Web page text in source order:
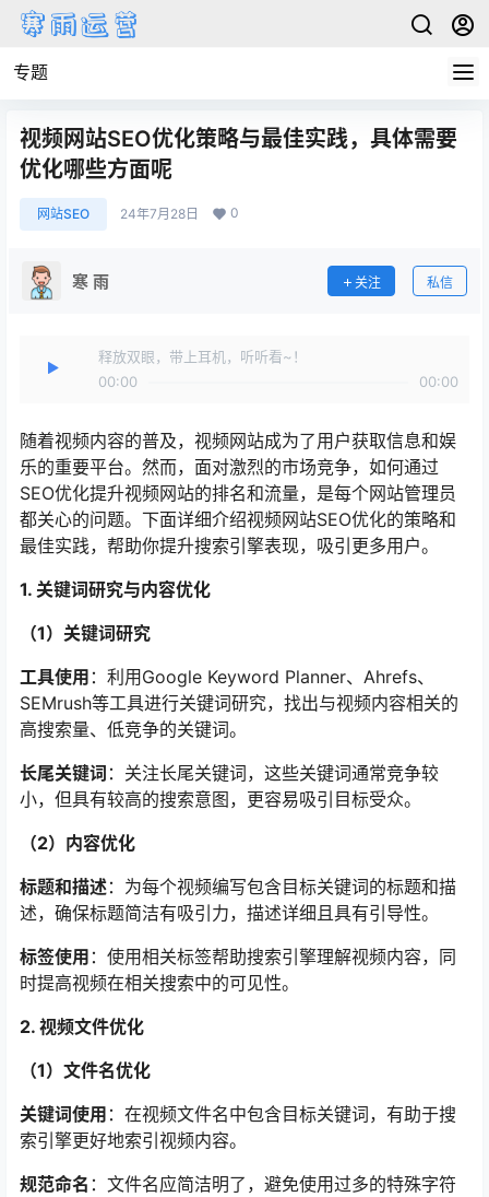
专题
视频网站SEO优化策略与最佳实践，具体需要
优化哪些方面呢
网站SEO 24年7月28日 0
寒 雨 关注 私信
释放双眼，带上耳机，听听看~！
00:00
00:00
随着视频内容的普及，视频网站成为了用户获取信息和娱
乐的重要平台。然而，面对激烈的市场竞争，如何通过
SEO优化提升视频网站的排名和流量，是每个网站管理员
都关心的问题。下面详细介绍视频网站SEO优化的策略和
最佳实践，帮助你提升搜索引擎表现，吸引更多用户。
1. 关键词研究与内容优化
（1）关键词研究
工具使用 ：利用Google Keyword Planner、Ahrefs、
SEMrush等工具进行关键词研究，找出与视频内容相关的
高搜索量、低竞争的关键词。
长尾关键词 ：关注长尾关键词，这些关键词通常竞争较
小，但具有较高的搜索意图，更容易吸引目标受众。
（2）内容优化
标题和描述：为每个视频编写包含目标关键词的标题和描
述，确保标题简洁有吸引力，描述详细且具有引导性。
标签使用 ：使用相关标签帮助搜索引擎理解视频内容，同
时提高视频在相关搜索中的可见性。
2. 视频文件优化
（1）文件名优化
关键词使用 ：在视频文件名中包含目标关键词，有助于搜
索引擎更好地索引视频内容。
规范命名 ：文件名应简洁明了，避免使用过多的特殊字符